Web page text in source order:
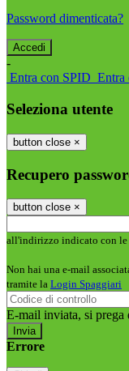
Password dimenticata?
-
Entra con SPID Entra
Seleziona utente
button close ×
Recupero
button close ×
all'indirizzo indicato con le
Non hai una e-mail
tramite la Login Spaggiari
E-mail inviata, si prega
Errore